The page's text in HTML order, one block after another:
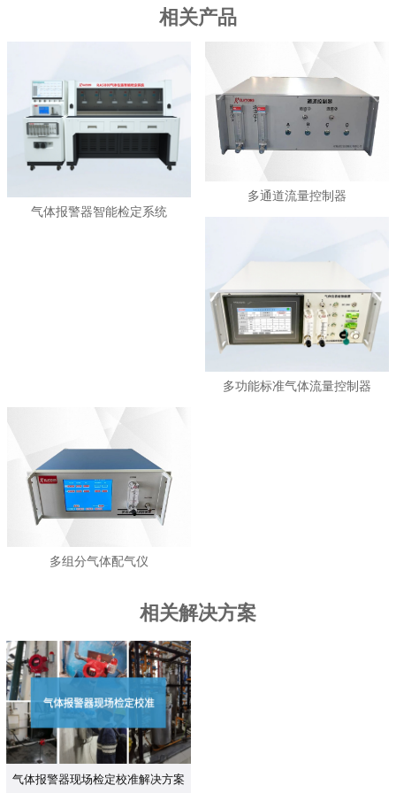
相关产品
气体报警器智能检定系统
多通道流量控制器
多功能标准气体流量控制器
多组分气体配气仪
相关解决方案
气体报警器现场检定校准解决方案